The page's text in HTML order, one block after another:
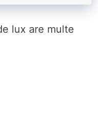
lux are multe